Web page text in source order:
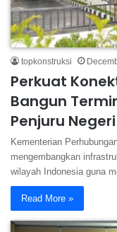
topkonstruksi
Perkuat
Bangun
Penjuru Negeri
Kementerian
mengembangkan
wilayah Indonesia guna
Read More »